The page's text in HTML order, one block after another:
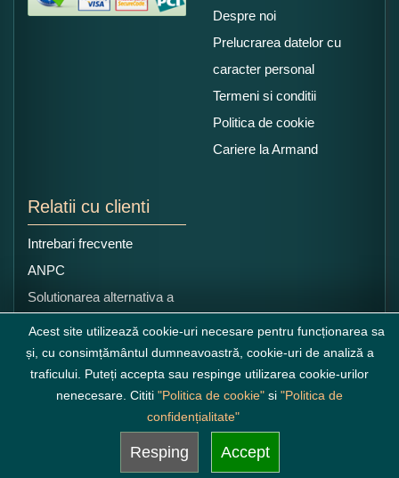
Despre noi
Prelucrarea datelor cu
caracter personal
Termeni si conditii
Politica de cookie
Cariere la Armand
Relatii cu clienti
Intrebari frecvente
ANPC
Solutionarea alternativa a
litigiilor
Acest site utilizează cookie-uri necesare pentru funcționarea sa
și, cu consimțământul dumneavoastră, cookie-uri de analiză a
traficului. Puteți accepta sau respinge utilizarea cookie-urilor
nenecesare. Cititi "Politica de cookie" si "Politica de
confidențialitate"
Resping Accept